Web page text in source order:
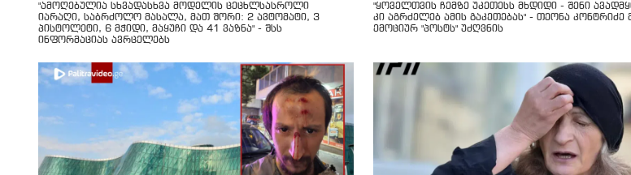
"ამოღებულია სხვადასხვა მოდელის ცეცხლსასროლი
იარაღი, საბრძოლო მასალა, მათ შორი: 2 ავტომატი, 3
პისტოლეტი, 6 მჭიდი, მაყუჩი და 41 ვაზნა" - შსს
ინფორმაციას ავრცელებს
"ყოველთვის ჩემზე უკეთესს მხდიდი - შენი
კი აგრძელებ ამის გაკეთებას" - თეონა კონტრიძე
ემოციურ "პოსტს" უძღვნის